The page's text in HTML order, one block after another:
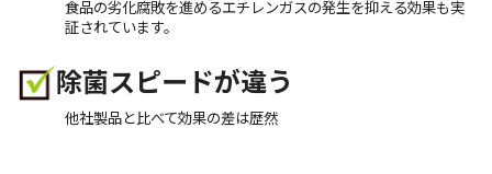
食品の劣化腐敗を進めるエチレンガスの発生を抑える効果も実
証されています。
除菌スピードが違う
他社製品と比べて効果の差は歴然